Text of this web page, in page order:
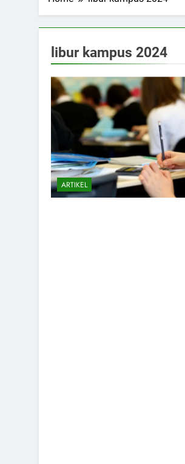
libur kampus 2024
ARTIKEL